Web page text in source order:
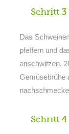
Schritt 3
Das
pfeffern und
anschwitzen.
Gemüsebrühe
Schritt 4